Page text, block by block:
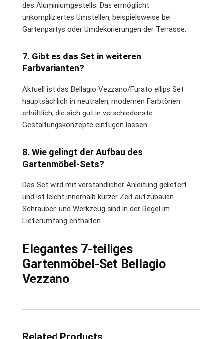
des Aluminiumgestells. Das ermöglicht
unkompliziertes Umstellen, beispielsweise bei
Gartenpartys oder Umdekorierungen der Terrasse.
7. Gibt es das Set in weiteren
Farbvarianten?
Aktuell ist das Bellagio Vezzano/Furato ellips Set
hauptsächlich in neutralen, modernen Farbtönen
erhältlich, die sich gut in verschiedenste
Gestaltungskonzepte einfügen lassen.
8. Wie gelingt der Aufbau des
Gartenmöbel-Sets?
Das Set wird mit verständlicher Anleitung geliefert
und ist leicht innerhalb kurzer Zeit aufzubauen.
Schrauben und Werkzeug sind in der Regel im
Lieferumfang enthalten.
Elegantes 7-teiliges
Gartenmöbel-Set Bellagio
Vezzano
Related Products